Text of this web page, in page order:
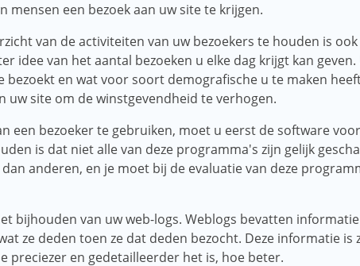
mensen een bezoek aan uw site te krijgen.
van de activiteiten van uw bezoekers te houden is ook
idee van het aantal bezoeken u elke dag krijgt kan geven.
bezoekt en wat voor soort demografische u te maken
uw site om de winstgevendheid te verhogen.
een bezoeker te gebruiken, moet u eerst de software
is dat niet alle van deze programma's zijn gelijk
anderen, en je moet bij de evaluatie van deze
bijhouden van uw web-logs. Weblogs bevatten
ze deden toen ze dat deden bezocht. Deze informatie is
preciezer en gedetailleerder het is, hoe beter.